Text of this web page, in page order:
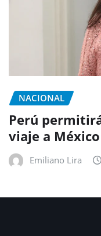
NACIONAL
Perú
viaje a
Emiliano Lira